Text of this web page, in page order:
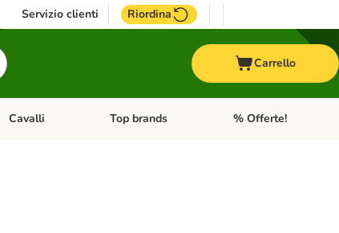
Servizio clienti Riordina
Carrello
Apri Menu Categoria: Acquaristica
Cavalli Apri Menu Categoria: Cavalli
Top brands Apri Menu Categoria:
% Offerte!